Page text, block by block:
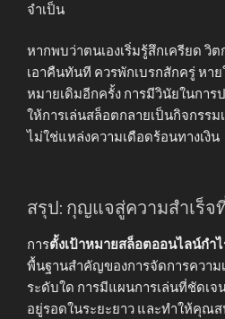
จำเป็น
หากพบว่าตนเองเริ่มรู้สึกเครียด วิต
เอาคืนทันที ควรพักเบรกสักครู่ หา
หมายเดิมอีกครั้ง การมีวินัยในกา
ให้การเล่นสล็อตกลายเป็นกิจกรร
ไม่ใช่แหล่งความเดือดร้อนทางเงิน
สรุป: กุญแจสู่ความสำเร็จ
การตั้งเป้าหมายสล็อตออนไลน์กำ
พื้นฐานสำคัญของการจัดการความ
ระดับใด การมีแผนการเล่นที่ชัดเจ
อยู่รอดในระยะยาว และทำให้คุณ